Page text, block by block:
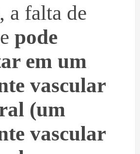
a falta de
pode
em um
vascular
(um
vascular